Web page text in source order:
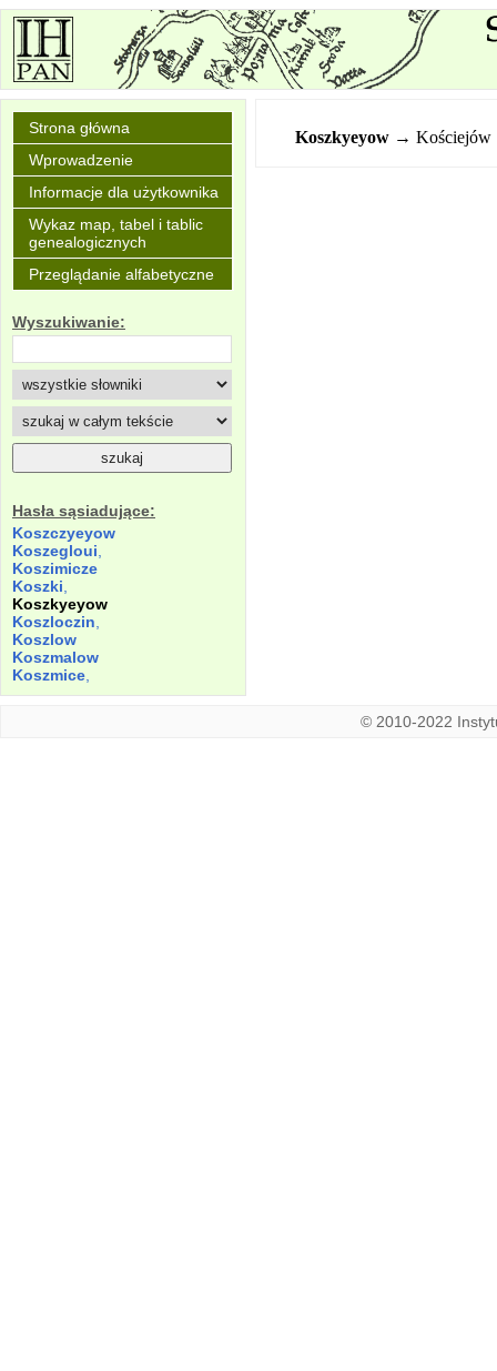
Strona główna
Wprowadzenie
Informacje dla użytkownika
Wykaz map, tabel i tablic
genealogicznych
Przeglądanie alfabetyczne
Wyszukiwanie:
Hasła sąsiadujące:
Koszczyeyow
Koszegloui
Koszimicze
Koszki
Koszkyeyow
Koszloczin
Koszlow
Koszmalow
Koszmice
Koszkyeyow → Kościejów
© 2010-2022